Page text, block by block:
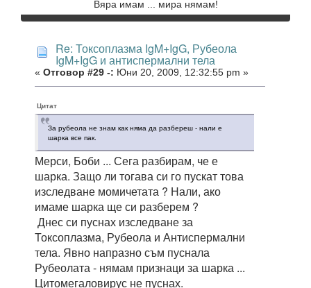
Вяра имам ... мира нямам!
Re: Токсоплазма IgM+IgG, Рубеола
IgM+IgG и антиспермални тела
« Отговор #29 -: Юни 20, 2009, 12:32:55 pm »
Цитат
За рубеола не знам как няма да разбереш - нали е
шарка все пак.
Мерси, Боби ... Сега разбирам, че е
шарка. Защо ли тогава си го пускат това
изследване момичетата ? Нали, ако
имаме шарка ще си разберем ?
Днес си пуснах изследване за
Токсоплазма, Рубеола и Антиспермални
тела. Явно напразно съм пуснала
Рубеолата - нямам признаци за шарка ...
Цитомегаловирус не пуснах.